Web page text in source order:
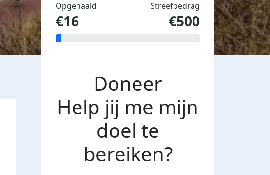
Opgehaald
€16
Streefbedrag
€500
Doneer
Help jij me mijn
doel te
bereiken?